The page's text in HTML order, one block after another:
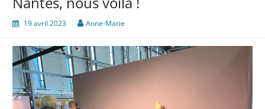
19 avril 2023 Anne-Marie